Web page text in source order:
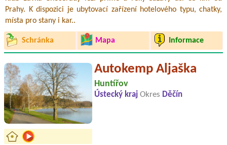
Prahy. K dispozici je ubytovací zařízení hotelového typu, chatky,
místa pro stany i kar..
Schránka Mapa Informace
Autokemp Aljaška
Huntířov
Ústecký kraj Okres Děčín